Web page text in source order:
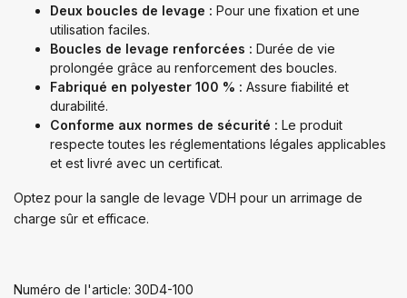
Deux boucles de levage : Pour une fixation et une
utilisation faciles.
Boucles de levage renforcées : Durée de vie
prolongée grâce au renforcement des boucles.
Fabriqué en polyester 100 % : Assure fiabilité et
durabilité.
Conforme aux normes de sécurité : Le produit
respecte toutes les réglementations légales applicables
et est livré avec un certificat.
Optez pour la sangle de levage VDH pour un arrimage de
charge sûr et efficace.
Numéro de l'article: 30D4-100